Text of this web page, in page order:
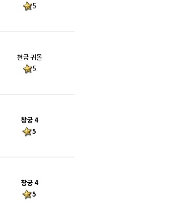
5
천궁 귀몰
5
창궁 4
5
창궁 4
5